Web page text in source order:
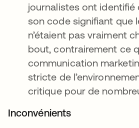
journalistes ont identifié
son code signifiant que
n’étaient pas vraiment
bout, contrairement ce
communication
stricte de
critique pour de
Inconvénients